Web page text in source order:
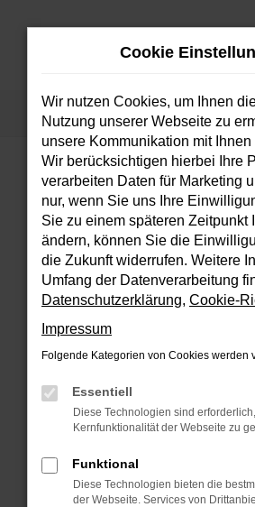
Zum
Startseite Fahrzeugsuche
FEHLER: NETWORK
Beim Laden ist ein Fehler
Hier sind ein paar Tipps, die
Überprüfe deine Firewall
Internetverbindung.
Laden andere Webseiten,
deine Suchmaschine?
Prüfe deine
Manche Erweiterungen, wie
können das Laden
anderen Browser oder in
Fenster?
Cookie
Wir nutzen Cookies, um Ihnen
Nutzung unserer Webseite zu
unsere Kommunikation mit
Wir berücksichtigen hierbei Ihre
verarbeiten Daten für Marketing
nur, wenn Sie uns Ihre
Sie zu einem späteren Zeitpunkt
ändern, können Sie die
die Zukunft widerrufen. Weitere
Umfang der Datenverarbeitung
Datenschutzerklärung, Cookie-
Impressum
Folgende Kategorien von Cookies werden
Essentiell
Diese Technologien sind
Kernfunktionalität der Webseite zu
Funktional
Diese Technologien bieten die
der Webseite. Services von